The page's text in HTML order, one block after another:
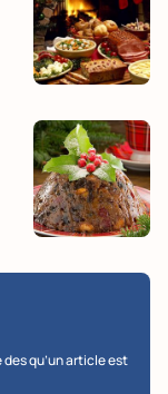
qu’un article est